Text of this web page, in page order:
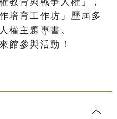
培育工作坊」歷屆多
權主題專書。
館參與活動！